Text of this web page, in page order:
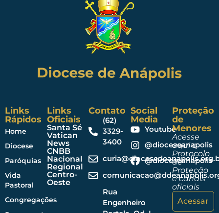
Links
Rápidos
Home
Diocese
Paróquias
Vida
Pastoral
Congregações
Links
Oficiais
Santa Sé
Vatican
News
CNBB
Nacional
Regional
Centro-
Oeste
Contato
(62)
3329-
3400
Rua
Engenheiro
Social
Media
Youtube
@dioceseanapolis
@dioceseanapolis
Proteção
de
Menores
Acesse
aqui o
Protocolo
de
Proteção
e canais
oficiais
Acessar